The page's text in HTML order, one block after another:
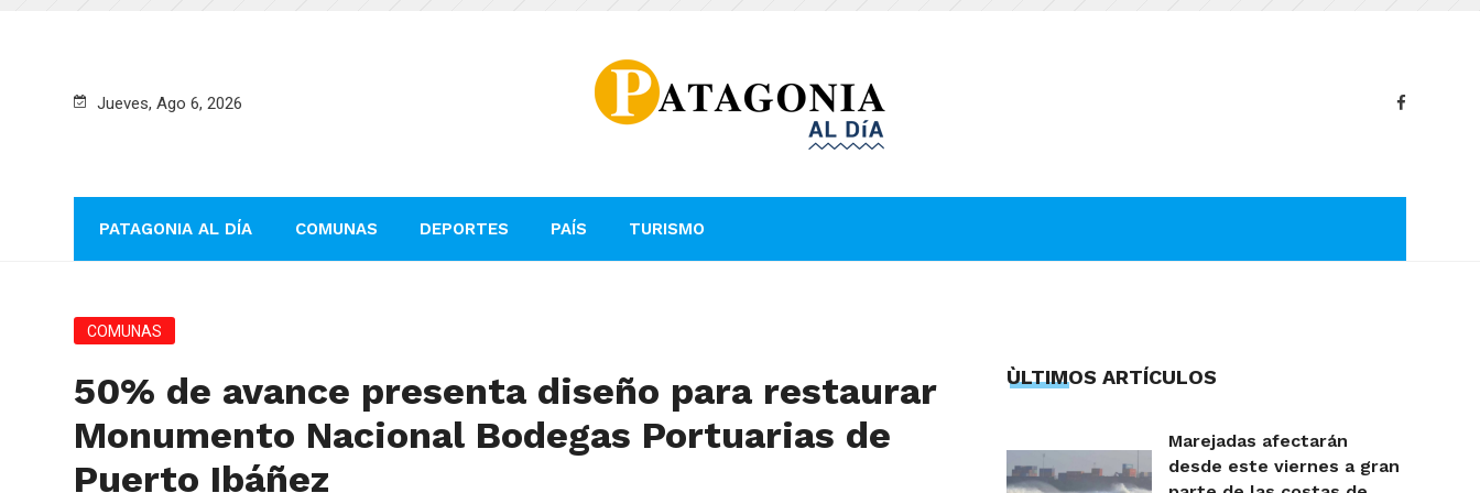
Jueves, Ago 6, 2026
PATAGONIA AL DÍA COMUNAS DEPORTES PAÍS TURISMO
COMUNAS
50% de avance presenta diseño para restaurar
Monumento Nacional Bodegas Portuarias de
Puerto Ibáñez
ÙLTIMOS ARTÍCULOS
Marejadas afectarán
desde este viernes a gran